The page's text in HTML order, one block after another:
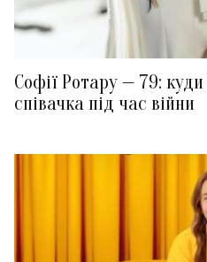
Софії Ротару — 79:
співачка під час війни